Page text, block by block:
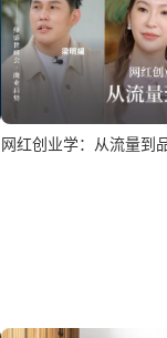
网红创业学：从流量到